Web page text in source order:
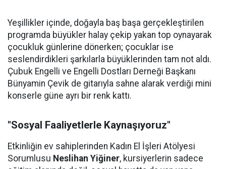
Yeşillikler içinde, doğayla baş başa gerçekleştirilen
programda büyükler halay çekip yakan top oynayarak
çocukluk günlerine dönerken; çocuklar ise
seslendirdikleri şarkılarla büyüklerinden tam not aldı.
Çubuk Engelli ve Engelli Dostları Derneği Başkanı
Bünyamin Çevik de gitarıyla sahne alarak verdiği mini
konserle güne ayrı bir renk kattı.
"Sosyal Faaliyetlerle Kaynaşıyoruz"
Etkinliğin ev sahiplerinden Kadın El İşleri Atölyesi
Sorumlusu Neslihan Yiğiner, kursiyerlerin sadece